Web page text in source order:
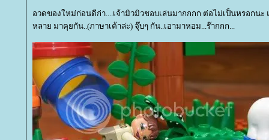
อวดของใหม่ก่อนดีก่า....เจ้ามิวมิวชอบเล่นมากกกก ต่อไม่เป็นหรอกนะ
หลาย มาคุยกัน..(ภาษาเค้าล่ะ) จุ๊บๆ กัน..เอามาหอม...ร๊ากกก...